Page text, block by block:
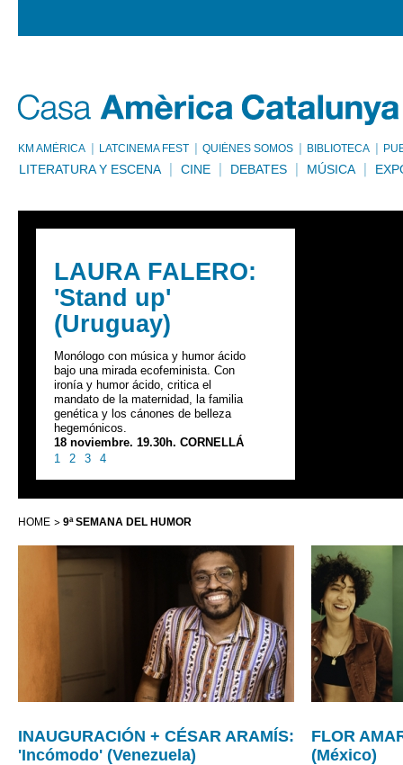
KM AMÈRICA LATCINEMA FEST QUIÉNES SOMOS BIBLIOTECA
LITERATURA Y ESCENA CINE DEBATES MÚSICA
LAURA FALERO:
'Stand up'
(Uruguay)
Monólogo con música y humor ácido
bajo una mirada ecofeminista. Con
ironía y humor ácido, critica el
mandato de la maternidad, la familia
genética y los cánones de belleza
hegemónicos.
18 noviembre. 19.30h. CORNELLÁ
1
2 3 4
HOME 9ª SEMANA DEL HUMOR
INAUGURACIÓN + CÉSAR ARAMÍS:
'Incómodo' (Venezuela)
FLOR
(México)